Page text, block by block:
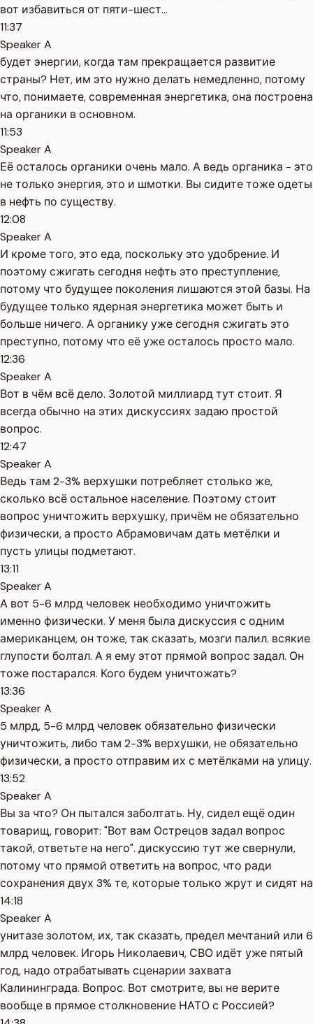
вот избавиться от пяти-шест...
11:37
Speaker A
будет энергии, когда там прекращается развитие
страны? Нет, им это нужно делать немедленно, потому
что, понимаете, современная энергетика, она построена
на органики в основном.
11:53
Speaker A
Её осталось органики очень мало. А ведь органика - это
не только энергия, это и шмотки. Вы сидите тоже одеты
в нефть по существу.
12:08
Speaker A
И кроме того, это еда, поскольку это удобрение. И
поэтому сжигать сегодня нефть это преступление,
потому что будущее поколения лишаются этой базы. На
будущее только ядерная энергетика может быть и
больше ничего. А органику уже сегодня сжигать это
преступно, потому что её уже осталось просто мало.
12:36
Speaker A
Вот в чём всё дело. Золотой миллиард тут стоит. Я
всегда обычно на этих дискуссиях задаю простой
вопрос.
12:47
Speaker A
Ведь там 2-3% верхушки потребляет столько же,
сколько всё остальное население. Поэтому стоит
вопрос уничтожить верхушку, причём не обязательно
физически, а просто Абрамовичам дать метёлки и
пусть улицы подметают.
13:11
Speaker A
А вот 5-6 млрд человек необходимо уничтожить
именно физически. У меня была дискуссия с одним
американцем, он тоже, так сказать, мозги палил. всякие
глупости болтал. А я ему этот прямой вопрос задал. Он
тоже постарался. Кого будем уничтожать?
13:36
Speaker A
5 млрд, 5-6 млрд человек обязательно физически
уничтожить, либо там 2-3% верхушки, не обязательно
физически, а просто отправим их с метёлками на улицу.
13:52
Speaker A
Вы за что? Он пытался заболтать. Ну, сидел ещё один
товарищ, говорит: "Вот вам Острецов задал вопрос
такой, ответьте на него". дискуссию тут же свернули,
потому что прямой ответить на вопрос, что ради
сохранения двух 3% те, которые только жрут и сидят на
14:18
Speaker A
унитазе золотом, их, так сказать, предел мечтаний или 6
млрд человек. Игорь Николаевич, СВО идёт уже пятый
год, надо отрабатывать сценарии захвата
Калининграда. Вопрос. Вот смотрите, вы не верите
вообще в прямое столкновение НАТО с Россией?